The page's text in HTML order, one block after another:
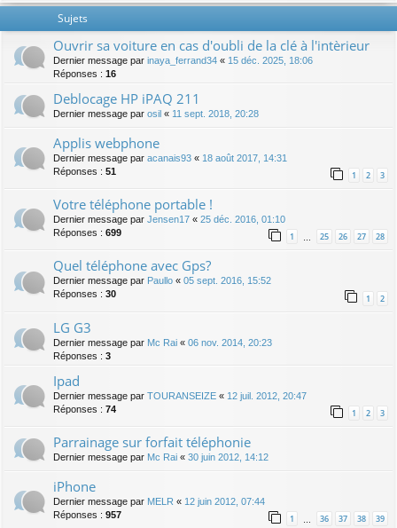
Sujets
Ouvrir sa voiture en cas d'oubli de la clé à l'intèrieur
Dernier message par inaya_ferrand34 « 15 déc. 2025, 18:06
Réponses : 16
Deblocage HP iPAQ 211
Dernier message par osil « 11 sept. 2018, 20:28
Applis webphone
Dernier message par acanais93 « 18 août 2017, 14:31
Réponses : 51 1 2 3
Votre téléphone portable !
Dernier message par Jensen17 « 25 déc. 2016, 01:10
Réponses : 699 1 … 25 26 27 28
Quel téléphone avec Gps?
Dernier message par Paullo « 05 sept. 2016, 15:52
Réponses : 30 1 2
LG G3
Dernier message par Mc Rai « 06 nov. 2014, 20:23
Réponses : 3
Ipad
Dernier message par TOURANSEIZE « 12 juil. 2012, 20:47
Réponses : 74 1 2 3
Parrainage sur forfait téléphonie
Dernier message par Mc Rai « 30 juin 2012, 14:12
iPhone
Dernier message par MELR « 12 juin 2012, 07:44
Réponses : 957 1 36 37 38 39